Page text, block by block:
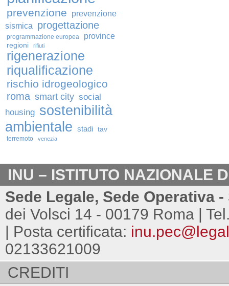
prevenzione
prevenzione
sismica
progettazione
programmazione europea province
regioni rifiuti
rigenerazione
riqualificazione
rischio idrogeologico
roma smart city social
housing sostenibilità
ambientale stadi tav
terremoto venezia
INU – ISTITUTO NAZIONALE
Sede Legale, Sede Operativa
dei Volsci 14 - 00179 Roma |
| Posta certificata:
02133621009
CREDITI